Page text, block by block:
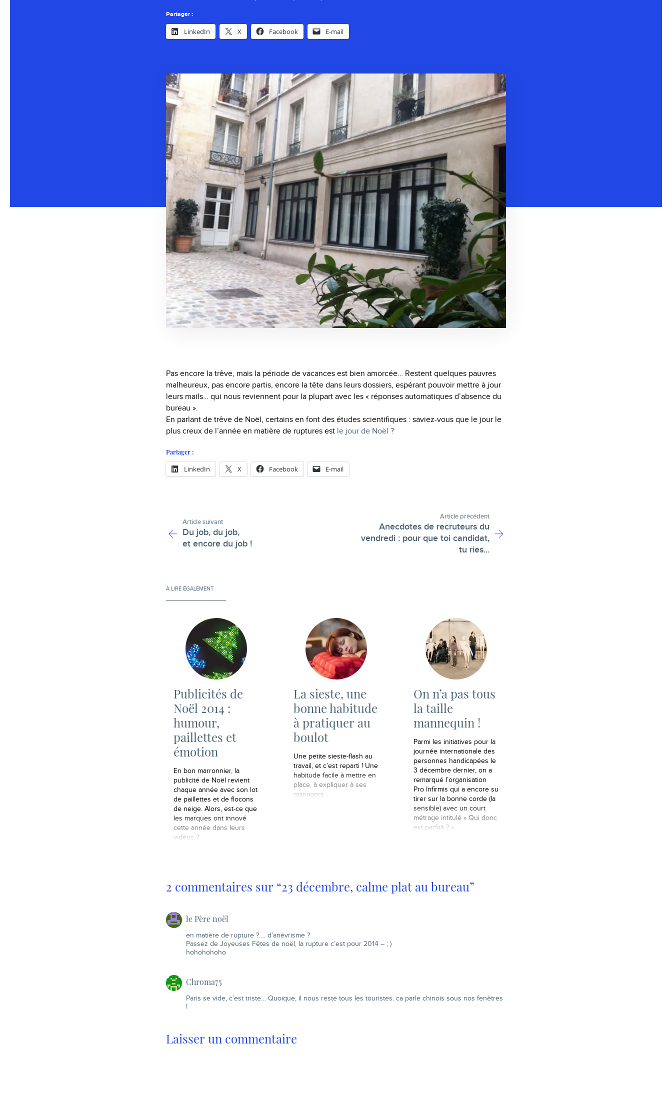
Partager :
LinkedIn X Facebook E-mail
Pas encore la trêve, mais la période de vacances est bien amorcée… Restent quelques pauvres
malheureux, pas encore partis, encore la tête dans leurs dossiers, espérant pouvoir mettre à jour
leurs mails… qui nous reviennent pour la plupart avec les « réponses automatiques d’absence du
bureau ».
En parlant de trêve de Noël, certains en font des études scientifiques : saviez-vous que le jour le
plus creux de l’année en matière de ruptures est le jour de Noël ?
Partager :
LinkedIn X Facebook E-mail
Article suivant
Du job, du job,
et encore du job !
Article précédent
Anecdotes de recruteurs du
vendredi : pour que toi candidat,
tu ries...
À LIRE ÉGALEMENT
Publicités de
Noël 2014 :
humour,
paillettes et
émotion
En bon marronnier, la
publicité de Noël revient
chaque année avec son lot
de paillettes et de flocons
de neige. Alors, est-ce que
les marques ont innové
cette année dans leurs
vidéos ?
La sieste, une
bonne habitude
à pratiquer au
boulot
Une petite sieste-flash au
travail, et c’est reparti ! Une
habitude facile à mettre en
place, à expliquer à ses
managers...
On n’a pas tous
la taille
mannequin !
Parmi les initiatives pour la
journée internationale des
personnes handicapées le
3 décembre dernier, on a
remarqué l’organisation
Pro Infirmis qui a encore su
tirer sur la bonne corde (la
sensible) avec un court
métrage intitulé « Qui donc
est parfait ? ».
2 commentaires sur “23 décembre, calme plat au bureau”
le Père noël
en matière de rupture ?…. d’anévrisme ?
Passez de Joyeuses Fêtes de noël, la rupture c’est pour 2014 – ; )
hohohohoho
Chroma75
Paris se vide, c’est triste… Quoique, il nous reste tous les touristes. ca parle chinois sous nos fenêtres
!
Laisser un commentaire